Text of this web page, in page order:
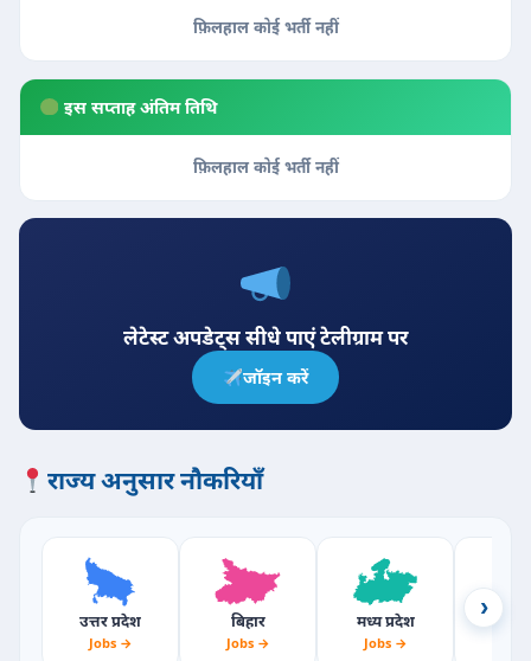
फ़िलहाल कोई भर्ती नहीं
इस सप्ताह अंतिम तिथि
फ़िलहाल कोई भर्ती नहीं
लेटेस्ट अपडेट्स सीधे पाएं टेलीग्राम पर
जॉइन करें
राज्य अनुसार नौकरियाँ
उत्तर प्रदेश
Jobs →
बिहार
Jobs →
मध्य प्रदेश
Jobs →
›